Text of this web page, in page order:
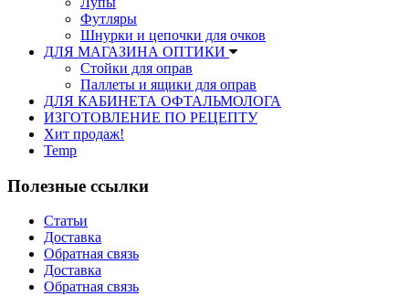
Футляры
Шнурки и цепочки для очков
ДЛЯ МАГАЗИНА ОПТИКИ
Стойки для оправ
Паллеты и ящики для оправ
ДЛЯ КАБИНЕТА ОФТАЛЬМОЛОГА
ИЗГОТОВЛЕНИЕ ПО РЕЦЕПТУ
Хит продаж!
Temp
Полезные ссылки
Статьи
Доставка
Обратная связь
Доставка
Обратная связь